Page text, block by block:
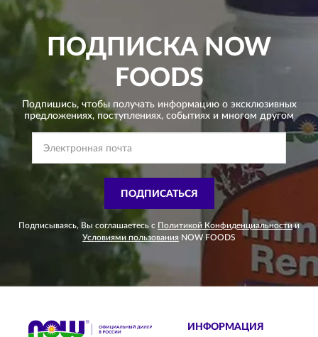
ПОДПИСКАNOW
FOODS
Подпишись, чтобы получать информацию о эксклюзивных
предложениях, поступлениях, событиях и многом другом
ПОДПИСАТЬСЯ
Подписываясь, Вы соглашаетесь с Политикой Конфиденциальности и
Условиями пользования NOW FOODS
ИНФОРМАЦИЯ